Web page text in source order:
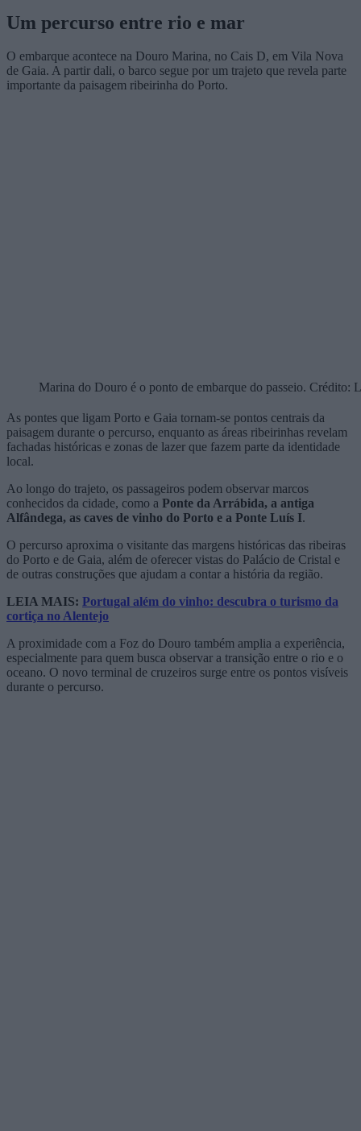
Um percurso entre rio e mar
O embarque acontece na Douro Marina, no Cais D, em Vila Nova
de Gaia. A partir dali, o barco segue por um trajeto que revela parte
importante da paisagem ribeirinha do Porto.
Marina do Douro é o ponto de embarque do passeio. Crédito:
As pontes que ligam Porto e Gaia tornam-se pontos centrais da
paisagem durante o percurso, enquanto as áreas ribeirinhas revelam
fachadas históricas e zonas de lazer que fazem parte da identidade
local.
Ao longo do trajeto, os passageiros podem observar marcos
conhecidos da cidade, como a Ponte da Arrábida, a antiga
Alfândega, as caves de vinho do Porto e a Ponte Luís I.
O percurso aproxima o visitante das margens históricas das ribeiras
do Porto e de Gaia, além de oferecer vistas do Palácio de Cristal e
de outras construções que ajudam a contar a história da região.
LEIA MAIS: Portugal além do vinho: descubra o turismo da
cortiça no Alentejo
A proximidade com a Foz do Douro também amplia a experiência,
especialmente para quem busca observar a transição entre o rio e o
oceano. O novo terminal de cruzeiros surge entre os pontos visíveis
durante o percurso.